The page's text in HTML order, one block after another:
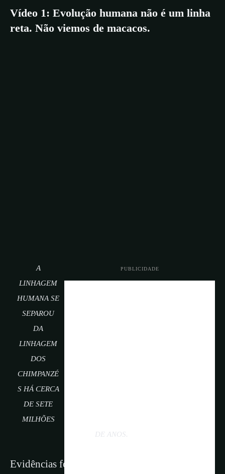
Vídeo 1: Evolução humana não é um linha
reta. Não viemos de macacos.
PUBLICIDADE
A
LINHAGEM
HUMANA SE
SEPAROU
DA
LINHAGEM
DOS
CHIMPANZÉ
S HÁ CERCA
DE SETE
MILHÕES
DE ANOS.
Evidências fósseis relacionadas aos primeiros